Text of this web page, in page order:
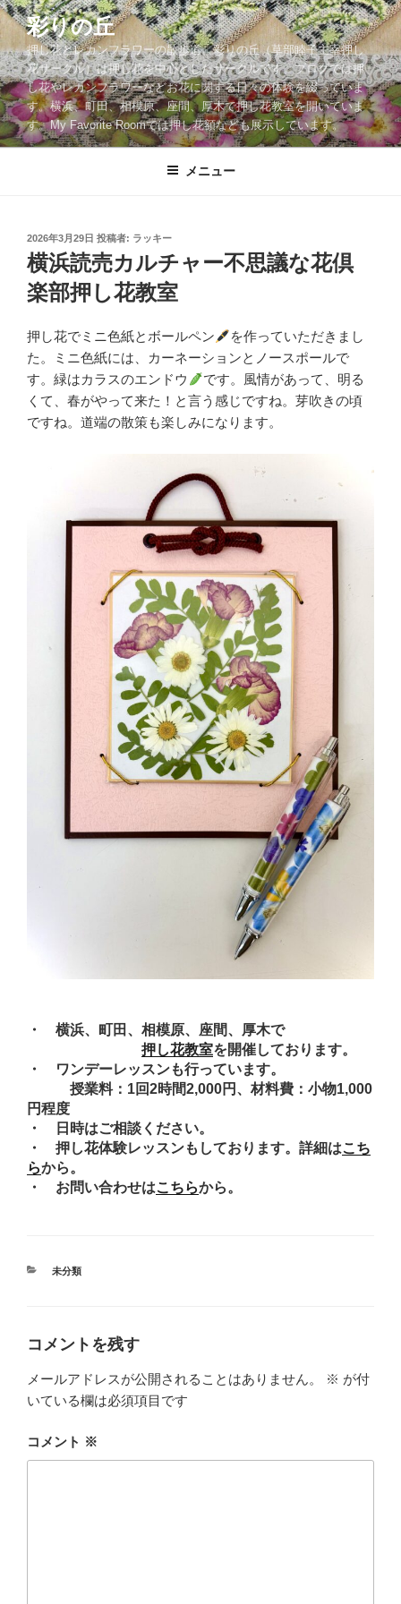
コ
ン
テ
ン
ツ
へ
ス
彩りの丘
押し花とレカンフラワーの散歩道。彩りの丘（草部睦子主宰押し
花サークル）は押し花を中心としたサークルです。ブログでは押
し花やレカンフラワーなどお花に関する日々の体験を綴っていま
す。横浜、町田、相模原、座間、厚木で押し花教室を開いていま
す。My Favorite Roomでは押し花額なども展示しています。
メニュー
投
稿
日:
2026年3月29日 投稿者: ラッキー
横浜読売カルチャー不思議な花倶
楽部押し花教室
押し花でミニ色紙とボールペン
を作っていただきまし
た。ミニ色紙には、カーネーションとノースポールで
す。緑はカラスのエンドウ
です。風情があって、明る
くて、春がやって来た！と言う感じですね。芽吹きの頃
ですね。道端の散策も楽しみになります。
・ 横浜、町田、相模原、座間、厚木で
押し花教室を開催しております。
・ ワンデーレッスンも行っています。
授業料：1回2時間2,000円、材料費：小物1,000
円程度
・ 日時はご相談ください。
・ 押し花体験レッスンもしております。詳細はこち
らから。
・ お問い合わせはこちらから。
カ
未分類
コメントを残す
メールアドレスが公開されることはありません。 ※ が付
いている欄は必須項目です
コメント ※